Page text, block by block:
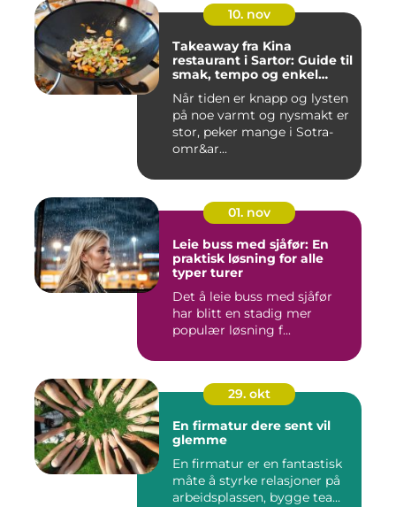
10. nov
Takeaway fra Kina
restaurant i Sartor: Guide til
smak, tempo og enkel
Når tiden er knapp og lysten
på noe varmt og nysmakt er
stor, peker mange i Sotra-
omr&ar...
01. nov
Leie buss med sjåfør: En
praktisk løsning for alle
typer turer
Det å leie buss med sjåfør
har blitt en stadig mer
populær løsning f...
29. okt
En firmatur dere sent vil
glemme
En firmatur er en fantastisk
måte å styrke relasjoner på
arbeidsplassen, bygge tea...